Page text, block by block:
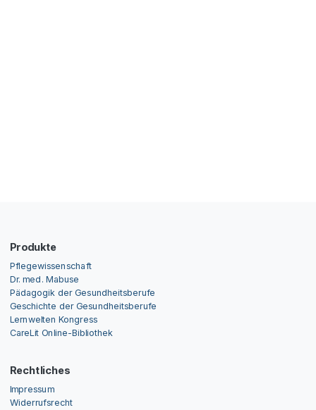
Produkte
Pflegewissenschaft
Dr. med. Mabuse
Pädagogik der Gesundheitsberufe
Geschichte der Gesundheitsberufe
Lernwelten Kongress
CareLit Online-Bibliothek
Rechtliches
Impressum
Widerrufsrecht